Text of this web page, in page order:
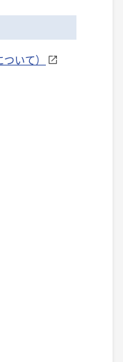
いて）